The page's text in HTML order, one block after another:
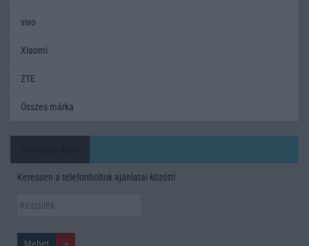
vivo
Xiaomi
ZTE
Összes márka
Keressen a telefonboltok ajánlatai között!